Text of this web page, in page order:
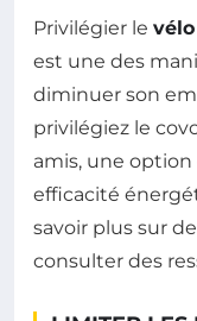
Privilégier le vélo
est une des
diminuer son
privilégiez le
amis, une
efficacité
savoir plus sur
consulter des